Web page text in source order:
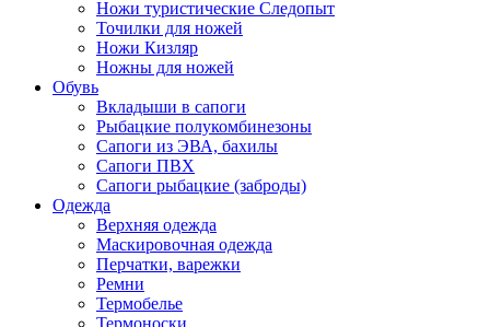
Ножи туристические Следопыт
Точилки для ножей
Ножи Кизляр
Ножны для ножей
Обувь
Вкладыши в сапоги
Рыбацкие полукомбинезоны
Сапоги из ЭВА, бахилы
Сапоги ПВХ
Сапоги рыбацкие (заброды)
Одежда
Верхняя одежда
Маскировочная одежда
Перчатки, варежки
Ремни
Термобелье